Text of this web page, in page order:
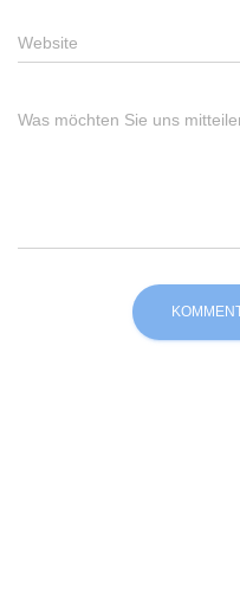
Website
Was möchten Sie uns